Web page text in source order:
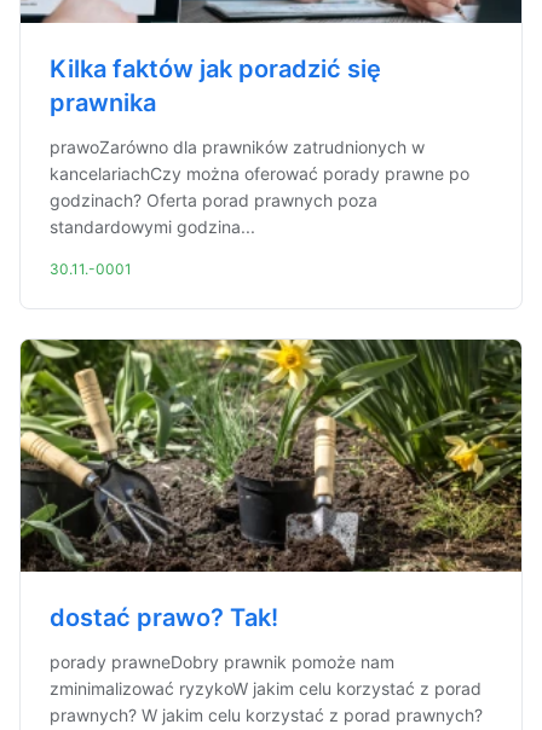
Kilka faktów jak poradzić się
prawnika
prawoZarówno dla prawników zatrudnionych w
kancelariachCzy można oferować porady prawne po
godzinach? Oferta porad prawnych poza
standardowymi godzina...
30.11.-0001
dostać prawo? Tak!
porady prawneDobry prawnik pomoże nam
zminimalizować ryzykoW jakim celu korzystać z porad
prawnych? W jakim celu korzystać z porad prawnych?